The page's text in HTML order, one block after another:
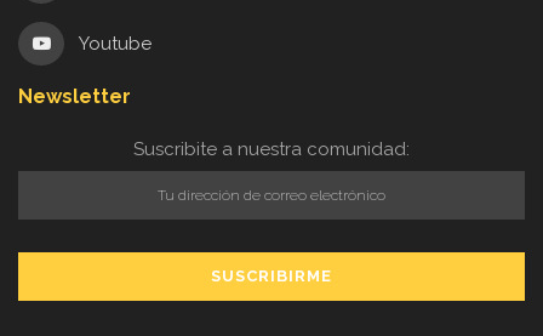
Youtube
Newsletter
Suscribite a nuestra comunidad: